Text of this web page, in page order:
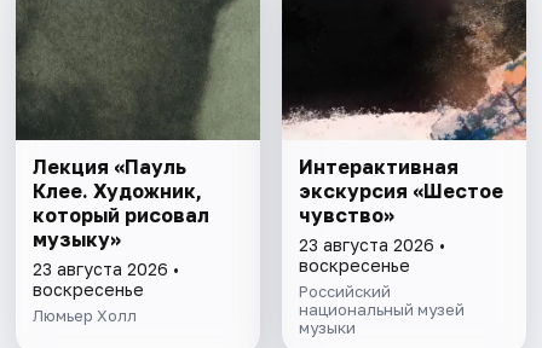
Лекция «Пауль
Клее. Художник,
который рисовал
музыку»
23 августа 2026 •
воскресенье
Люмьер Холл
Интерактивная
экскурсия «Шестое
чувство»
23 августа 2026 •
воскресенье
Российский
национальный музей
музыки